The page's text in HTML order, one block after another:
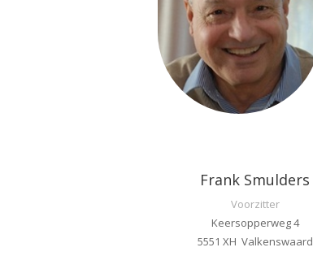
Frank Smulders
Voorzitter
Keersopperweg 4
5551 XH Valkenswaard